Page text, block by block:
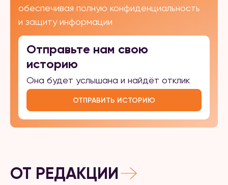
обеспечивая полную конфиденциальность
и защиту информации
Отправьте нам свою
историю
Она будет услышана и найдёт отклик
ОТПРАВИТЬ ИСТОРИЮ
ОТ РЕДАКЦИИ